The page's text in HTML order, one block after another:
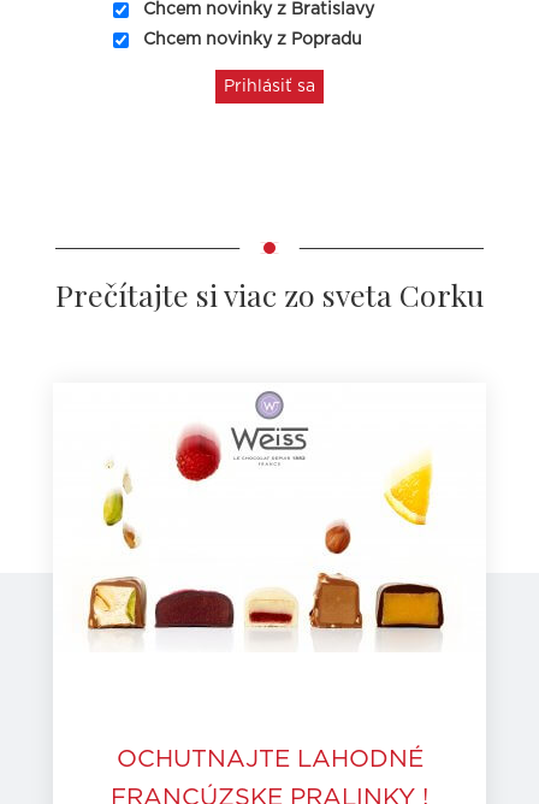
Chcem novinky z Bratislavy
Chcem novinky z Popradu
Prečítajte si viac zo sveta Corku
OCHUTNAJTE LAHODNÉ
FRANCÚZSKE PRALINKY !